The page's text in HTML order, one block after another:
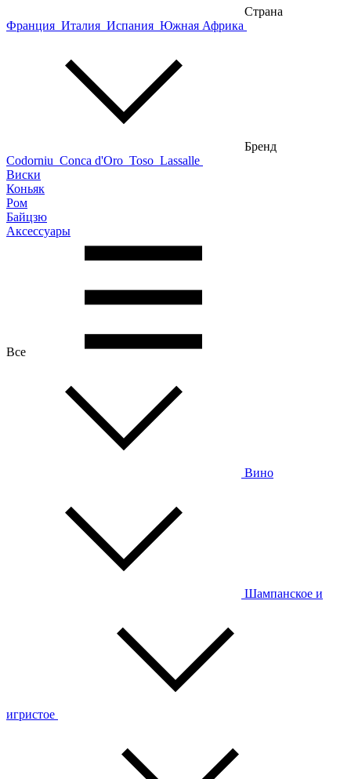
Страна
Франция Италия Испания Южная Африка
Бренд
Codorniu Conca d'Oro Toso Lassalle
Виски
Коньяк
Ром
Байцзю
Аксессуары
Все
Вино
Шампанское и
игристое